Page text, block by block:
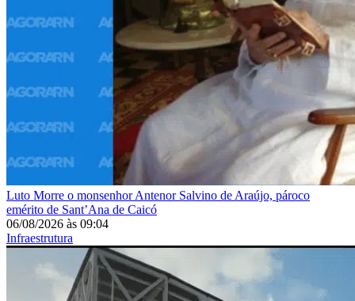
Luto Morre o monsenhor Antenor Salvino de Araújo, pároco
emérito de Sant’Ana de Caicó
06/08/2026 às 09:04
Infraestrutura